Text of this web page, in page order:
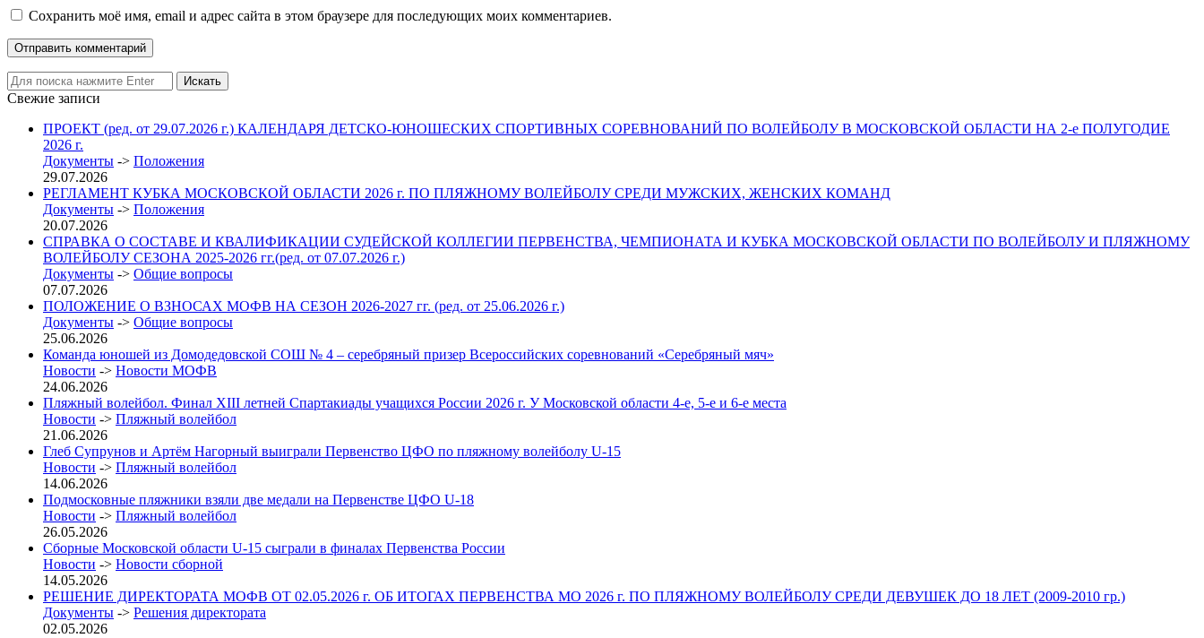
Сохранить моё имя, email и адрес сайта в этом браузере для последующих моих комментариев.
Свежие записи
ПРОЕКТ (ред. от 29.07.2026 г.) КАЛЕНДАРЯ ДЕТСКО-ЮНОШЕСКИХ СПОРТИВНЫХ СОРЕВНОВАНИЙ ПО ВОЛЕЙБОЛУ В МОСКОВСКОЙ ОБЛАСТИ НА 2-е ПОЛУГОДИЕ
2026 г.
Документы -> Положения
29.07.2026
РЕГЛАМЕНТ КУБКА МОСКОВСКОЙ ОБЛАСТИ 2026 г. ПО ПЛЯЖНОМУ ВОЛЕЙБОЛУ СРЕДИ МУЖСКИХ, ЖЕНСКИХ КОМАНД
Документы -> Положения
20.07.2026
СПРАВКА О СОСТАВЕ И КВАЛИФИКАЦИИ СУДЕЙСКОЙ КОЛЛЕГИИ ПЕРВЕНСТВА, ЧЕМПИОНАТА И КУБКА МОСКОВСКОЙ ОБЛАСТИ ПО ВОЛЕЙБОЛУ И ПЛЯЖНОМУ
ВОЛЕЙБОЛУ СЕЗОНА 2025-2026 гг.(ред. от 07.07.2026 г.)
Документы -> Общие вопросы
07.07.2026
ПОЛОЖЕНИЕ О ВЗНОСАХ МОФВ НА СЕЗОН 2026-2027 гг. (ред. от 25.06.2026 г.)
Документы -> Общие вопросы
25.06.2026
Команда юношей из Домодедовской СОШ № 4 – серебряный призер Всероссийских соревнований «Серебряный мяч»
Новости -> Новости МОФВ
24.06.2026
Пляжный волейбол. Финал XIII летней Спартакиады учащихся России 2026 г. У Московской области 4-е, 5-е и 6-е места
Новости -> Пляжный волейбол
21.06.2026
Глеб Супрунов и Артём Нагорный выиграли Первенство ЦФО по пляжному волейболу U-15
Новости -> Пляжный волейбол
14.06.2026
Подмосковные пляжники взяли две медали на Первенстве ЦФО U-18
Новости -> Пляжный волейбол
26.05.2026
Сборные Московской области U-15 сыграли в финалах Первенства России
Новости -> Новости сборной
14.05.2026
РЕШЕНИЕ ДИРЕКТОРАТА МОФВ ОТ 02.05.2026 г. ОБ ИТОГАХ ПЕРВЕНСТВА МО 2026 г. ПО ПЛЯЖНОМУ ВОЛЕЙБОЛУ СРЕДИ ДЕВУШЕК ДО 18 ЛЕТ (2009-2010 гр.)
Документы -> Решения директората
02.05.2026